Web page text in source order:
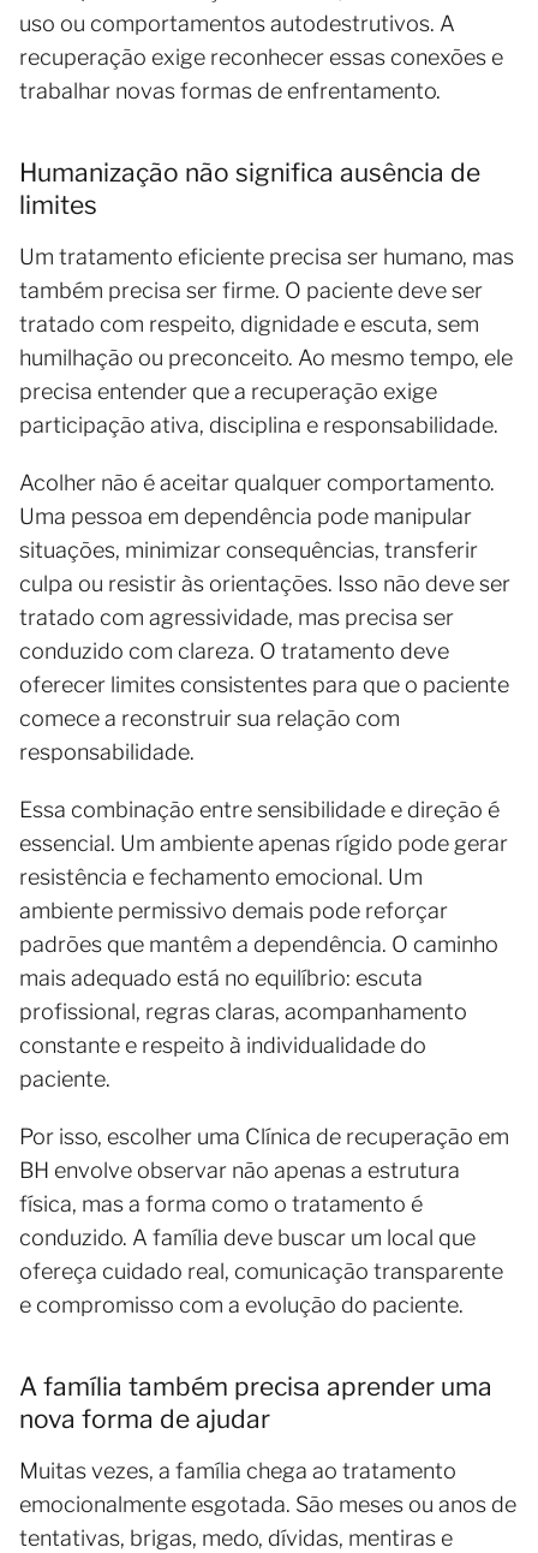
uso ou comportamentos autodestrutivos. A
recuperação exige reconhecer essas conexões e
trabalhar novas formas de enfrentamento.
Humanização não significa ausência de
limites
Um tratamento eficiente precisa ser humano, mas
também precisa ser firme. O paciente deve ser
tratado com respeito, dignidade e escuta, sem
humilhação ou preconceito. Ao mesmo tempo, ele
precisa entender que a recuperação exige
participação ativa, disciplina e responsabilidade.
Acolher não é aceitar qualquer comportamento.
Uma pessoa em dependência pode manipular
situações, minimizar consequências, transferir
culpa ou resistir às orientações. Isso não deve ser
tratado com agressividade, mas precisa ser
conduzido com clareza. O tratamento deve
oferecer limites consistentes para que o paciente
comece a reconstruir sua relação com
responsabilidade.
Essa combinação entre sensibilidade e direção é
essencial. Um ambiente apenas rígido pode gerar
resistência e fechamento emocional. Um
ambiente permissivo demais pode reforçar
padrões que mantêm a dependência. O caminho
mais adequado está no equilíbrio: escuta
profissional, regras claras, acompanhamento
constante e respeito à individualidade do
paciente.
Por isso, escolher uma Clínica de recuperação em
BH envolve observar não apenas a estrutura
física, mas a forma como o tratamento é
conduzido. A família deve buscar um local que
ofereça cuidado real, comunicação transparente
e compromisso com a evolução do paciente.
A família também precisa aprender uma
nova forma de ajudar
Muitas vezes, a família chega ao tratamento
emocionalmente esgotada. São meses ou anos de
tentativas, brigas, medo, dívidas, mentiras e